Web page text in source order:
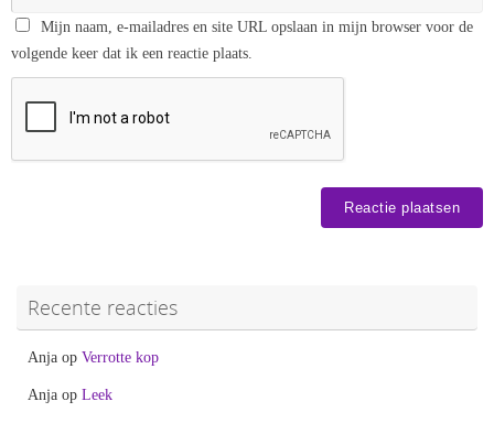
Mijn naam, e-mailadres en site URL opslaan in mijn browser voor de
volgende keer dat ik een reactie plaats.
Recente reacties
Anja op Verrotte kop
Anja op Leek